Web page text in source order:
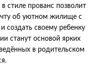
стиле прованс позволит
об уютном жилище с
создать своему ребенку
станут основой ярких
в родительском